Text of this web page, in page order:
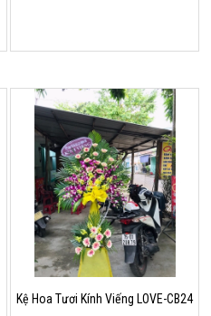
Kệ Hoa Tươi Kính Viếng LOVE-CB24